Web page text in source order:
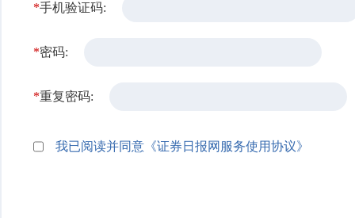
*手机验证码:
*密码:
*重复密码:
我已阅读并同意《证券日报网服务使用协议》